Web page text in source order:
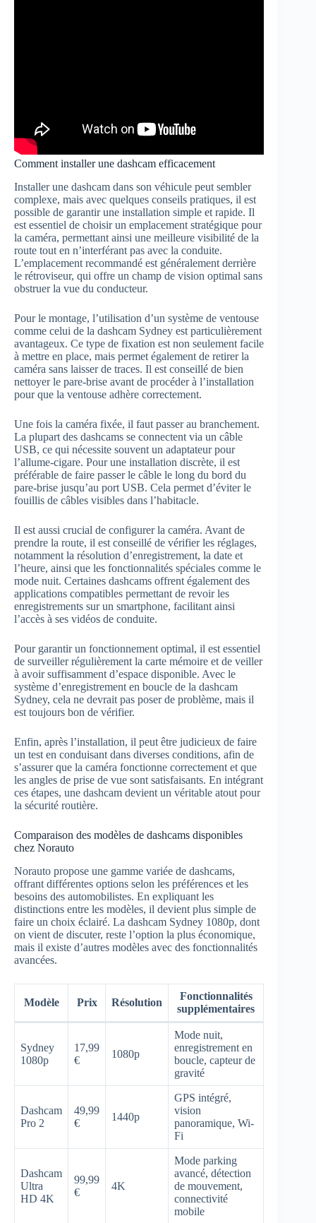
Comment installer une dashcam efficacement
Installer une dashcam dans son véhicule peut sembler
complexe, mais avec quelques conseils pratiques, il est
possible de garantir une installation simple et rapide. Il
est essentiel de choisir un emplacement stratégique pour
la caméra, permettant ainsi une meilleure visibilité de la
route tout en n’interférant pas avec la conduite.
L’emplacement recommandé est généralement derrière
le rétroviseur, qui offre un champ de vision optimal sans
obstruer la vue du conducteur.
Pour le montage, l’utilisation d’un système de ventouse
comme celui de la dashcam Sydney est particulièrement
avantageux. Ce type de fixation est non seulement facile
à mettre en place, mais permet également de retirer la
caméra sans laisser de traces. Il est conseillé de bien
nettoyer le pare-brise avant de procéder à l’installation
pour que la ventouse adhère correctement.
Une fois la caméra fixée, il faut passer au branchement.
La plupart des dashcams se connectent via un câble
USB, ce qui nécessite souvent un adaptateur pour
l’allume-cigare. Pour une installation discrète, il est
préférable de faire passer le câble le long du bord du
pare-brise jusqu’au port USB. Cela permet d’éviter le
fouillis de câbles visibles dans l’habitacle.
Il est aussi crucial de configurer la caméra. Avant de
prendre la route, il est conseillé de vérifier les réglages,
notamment la résolution d’enregistrement, la date et
l’heure, ainsi que les fonctionnalités spéciales comme le
mode nuit. Certaines dashcams offrent également des
applications compatibles permettant de revoir les
enregistrements sur un smartphone, facilitant ainsi
l’accès à ses vidéos de conduite.
Pour garantir un fonctionnement optimal, il est essentiel
de surveiller régulièrement la carte mémoire et de veiller
à avoir suffisamment d’espace disponible. Avec le
système d’enregistrement en boucle de la dashcam
Sydney, cela ne devrait pas poser de problème, mais il
est toujours bon de vérifier.
Enfin, après l’installation, il peut être judicieux de faire
un test en conduisant dans diverses conditions, afin de
s’assurer que la caméra fonctionne correctement et que
les angles de prise de vue sont satisfaisants. En intégrant
ces étapes, une dashcam devient un véritable atout pour
la sécurité routière.
Comparaison des modèles de dashcams disponibles
chez Norauto
Norauto propose une gamme variée de dashcams,
offrant différentes options selon les préférences et les
besoins des automobilistes. En expliquant les
distinctions entre les modèles, il devient plus simple de
faire un choix éclairé. La dashcam Sydney 1080p, dont
on vient de discuter, reste l’option la plus économique,
mais il existe d’autres modèles avec des fonctionnalités
avancées.
Modèle Prix Résolution
Fonctionnalités
supplémentaires
Sydney
1080p
17,99
€
1080p
Mode nuit,
enregistrement en
boucle, capteur de
gravité
Dashcam
Pro 2
49,99
€
1440p
GPS intégré,
vision
panoramique, Wi-
Fi
Dashcam
Ultra
HD 4K
99,99
€
4K
Mode parking
avancé, détection
de mouvement,
connectivité
mobile